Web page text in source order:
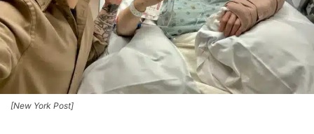
[New York Post]